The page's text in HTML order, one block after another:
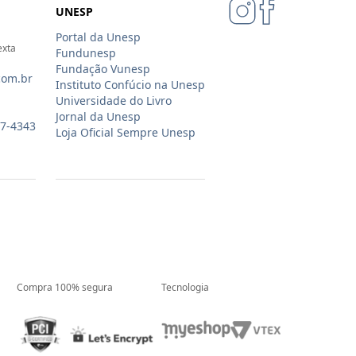
4343
UNESP
Portal da Unesp
Fundunesp
Fundação Vunesp
Instituto Confúcio na Unesp
Universidade do Livro
Jornal da Unesp
Loja Oficial Sempre Unesp
Compra 100% segura Tecnologia